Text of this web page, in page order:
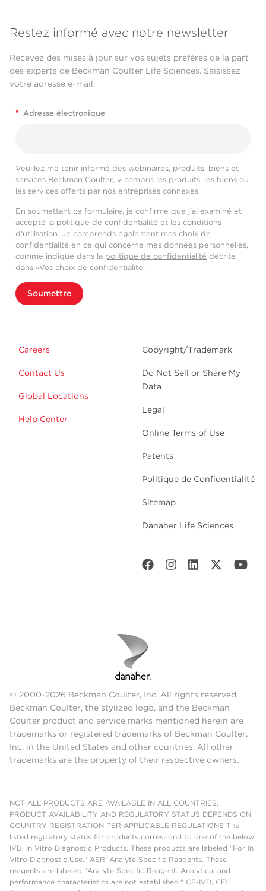
Restez informé avec notre newsletter
Recevez des mises à jour sur vos sujets préférés de la part
des experts de Beckman Coulter Life Sciences. Saisissez
votre adresse e-mail.
* Adresse électronique
Veuillez me tenir informé des webinaires, produits, biens et
services Beckman Coulter, y compris les produits, les biens ou
les services offerts par nos entreprises connexes.
En soumettant ce formulaire, je confirme que j'ai examiné et
accepté la politique de confidentialité et les conditions
d'utilisation. Je comprends également mes choix de
confidentialité en ce qui concerne mes données personnelles,
comme indiqué dans la politique de confidentialité décrite
dans «Vos choix de confidentialité.
Soumettre
Careers
Contact Us
Global Locations
Help Center
Copyright/Trademark
Do Not Sell or Share My
Data
Legal
Online Terms of Use
Patents
Politique de Confidentialité
Sitemap
Danaher Life Sciences
© 2000-2026 Beckman Coulter, Inc. All rights reserved.
Beckman Coulter, the stylized logo, and the Beckman
Coulter product and service marks mentioned herein are
trademarks or registered trademarks of Beckman Coulter,
Inc. in the United States and other countries. All other
trademarks are the property of their respective owners.
NOT ALL PRODUCTS ARE AVAILABLE IN ALL COUNTRIES.
PRODUCT AVAILABILITY AND REGULATORY STATUS DEPENDS ON
COUNTRY REGISTRATION PER APPLICABLE REGULATIONS The
listed regulatory status for products correspond to one of the below:
IVD: In Vitro Diagnostic Products. These products are labeled "For In
Vitro Diagnostic Use." ASR: Analyte Specific Reagents. These
reagents are labeled "Analyte Specific Reagent. Analytical and
performance characteristics are not established." CE-IVD, CE: